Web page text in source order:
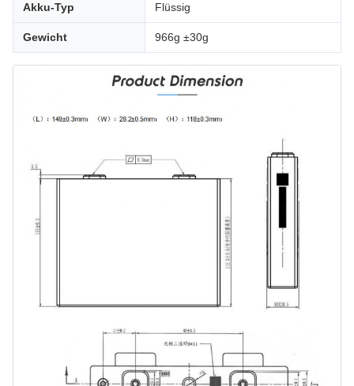
Akku-Typ Flüssig
Gewicht 966g ±30g